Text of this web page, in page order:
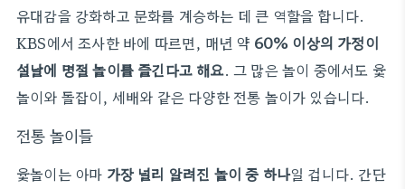
유대감을 강화하고 문화를 계승하는 데 큰 역할을 합니다.
KBS에서 조사한 바에 따르면, 매년 약 60% 이상의 가정이
설날에 명절 놀이를 즐긴다고 해요. 그 많은 놀이 중에서도 윷
놀이와 돌잡이, 세배와 같은 다양한 전통 놀이가 있습니다.
전통 놀이들
윷놀이는 아마 가장 널리 알려진 놀이 중 하나일 겁니다. 간단